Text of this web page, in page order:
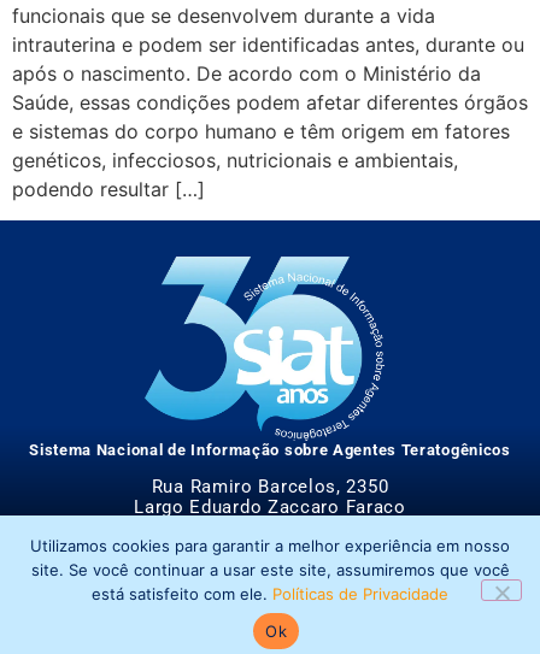
funcionais que se desenvolvem durante a vida
intrauterina e podem ser identificadas antes, durante ou
após o nascimento. De acordo com o Ministério da
Saúde, essas condições podem afetar diferentes órgãos
e sistemas do corpo humano e têm origem em fatores
genéticos, infecciosos, nutricionais e ambientais,
podendo resultar […]
Sistema Nacional de Informação sobre Agentes Teratogênicos
Rua Ramiro Barcelos, 2350
Largo Eduardo Zaccaro Faraco
Instagram Facebook Políticas de Privacidade
© TODOS OS DIREITOS RESERVADOS PARA SIAT | 2026
Desenvolvido com ♥ por RoseTesche Studio
Utilizamos cookies para garantir a melhor experiência em nosso
site. Se você continuar a usar este site, assumiremos que você
está satisfeito com ele. Políticas de Privacidade
Ok